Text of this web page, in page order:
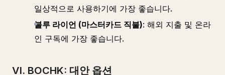
일상적으로 사용하기에 가장 좋습니다.
블루 라이언 (마스터카드 직불): 해외 지출 및 온라
인 구독에 가장 좋습니다.
VI. BOCHK: 대안 옵션